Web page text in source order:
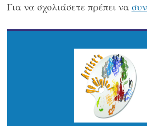
Για να σχολιάσετε πρέπει να